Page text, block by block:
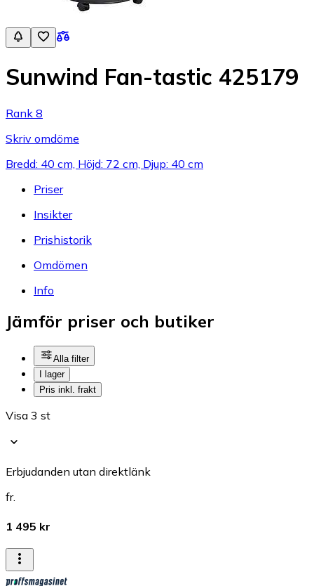
Sunwind Fan-tastic 425179
Rank 8
Skriv omdöme
Bredd: 40 cm, Höjd: 72 cm, Djup: 40 cm
Priser
Insikter
Prishistorik
Omdömen
Info
Jämför priser och butiker
Alla filter
I lager
Pris inkl. frakt
Visa 3 st
Erbjudanden utan direktlänk
fr.
1 495 kr